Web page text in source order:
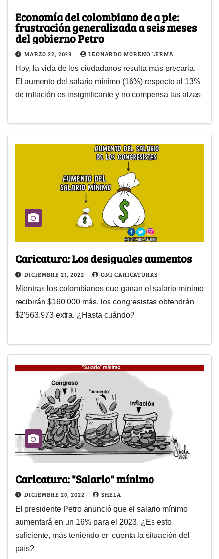
Economía del colombiano de a pie:
frustración generalizada a seis meses
del gobierno Petro
MARZO 22, 2023 LEONARDO MORENO LERMA
Hoy, la vida de los ciudadanos resulta más precaria.
El aumento del salario mínimo (16%) respecto al 13%
de inflación es insignificante y no compensa las alzas
Caricatura: Los desiguales aumentos
DICIEMBRE 21, 2022 OMI CARICATURAS
Mientras los colombianos que ganan el salario mínimo
recibirán $160.000 más, los congresistas obtendrán
$2′563.973 extra. ¿Hasta cuándo?
Caricatura: "Salario" mínimo
DICIEMBRE 20, 2022 SHELA
El presidente Petro anunció que el salario mínimo
aumentará en un 16% para el 2023. ¿Es esto
suficiente, más teniendo en cuenta la situación del
país?